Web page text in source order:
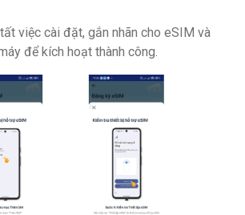
việc cài đặt, gắn nhãn cho eSIM và
để kích hoạt thành công.